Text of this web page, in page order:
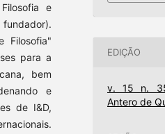
e
Filosofia"
para a
bem
e
de I&D,
EDIÇÃO
v. 15 n.
Antero de